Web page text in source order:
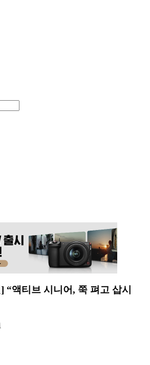
“액티브 시니어, 쭉 펴고 삽시